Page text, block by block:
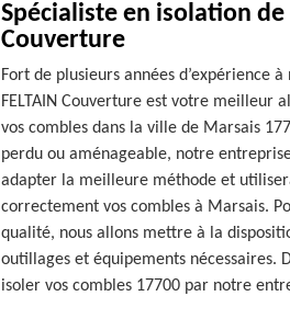
Spécialiste en isolation de
Couverture
Fort de plusieurs années d’expérience
FELTAIN Couverture est votre meilleur
vos combles dans la ville de Marsais
perdu ou aménageable, notre
adapter la meilleure méthode et
correctement vos combles à Marsais.
qualité, nous allons mettre à la
outillages et équipements nécessaires.
isoler vos combles 17700 par notre